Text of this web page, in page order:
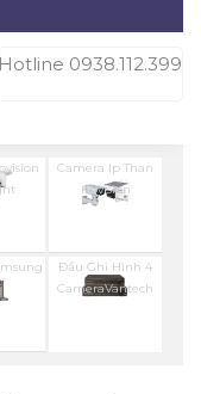
Hotline 0938.112.399
Camera Ip Than
Kbvision
Đầu Ghi Hình 4
CameraVantech